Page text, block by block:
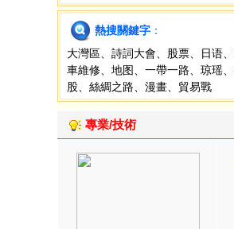
熱搜關鍵字 ：
大灣區
詩詞大會 股票 日语
車維修
地图 一帶一路 琼瑶
股
絲綢之路 漫畫 貿易戰
專業/技術